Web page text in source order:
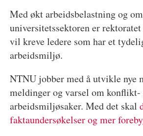
Med økt arbeidsbelastning og
universitetssektoren er
vil kreve ledere som har et
arbeidsmiljø.
NTNU jobber med å utvikle nye
meldinger og varsel om konflikt-
arbeidsmiljøsaker. Med det skal
faktaundersøkelser og mer